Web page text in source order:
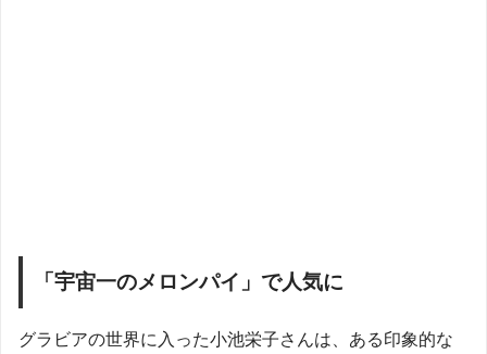
「宇宙一のメロンパイ」で人気に
グラビアの世界に入った小池栄子さんは、ある印象的な